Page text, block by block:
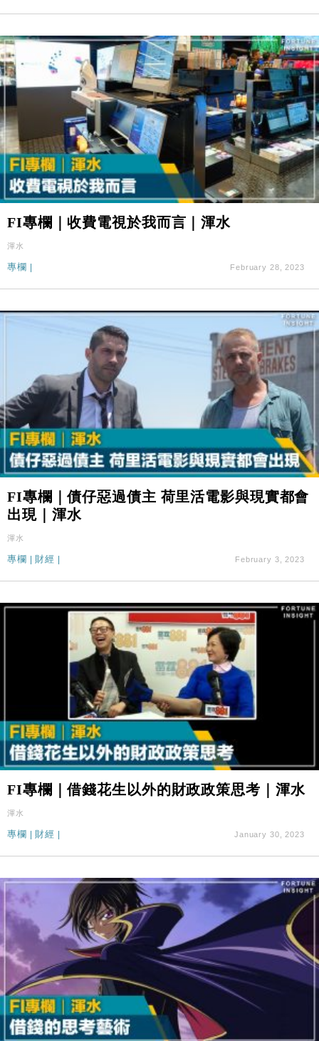
FI專欄｜收費電視於我而言｜渾水
渾水
專欄 | February 28, 2023
FI專欄｜債仔惡過債主 荷里活電影與現實都會
出現｜渾水
渾水
專欄 財經 February 3, 2023
FI專欄｜借錢花生以外的財政政策思考｜渾水
渾水
專欄 | 財經 | January 30, 2023